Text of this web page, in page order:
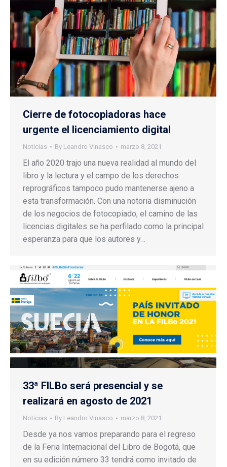
Cierre de fotocopiadoras hace
urgente el licenciamiento digital
Noticias By Leandro Vinasco marzo 8, 2021
El año 2020 trajo una nueva realidad al mundo del
libro y la lectura y el campo de los derechos
reprográficos tampoco pudo mantenerse ajeno a
esta transformación. Con una notoria disminución
de los negocios de fotocopiado, el camino de las
licencias digitales se ha perfilado como la principal
esperanza para que los autores y…
33ª FILBo será presencial y se
realizará en agosto de 2021
Noticias By Leandro Vinasco marzo 8, 2021
Desde ya nos vamos preparando para el regreso
de la Feria Internacional del Libro de Bogotá, que
en su edición número 33 tendrá como invitado de